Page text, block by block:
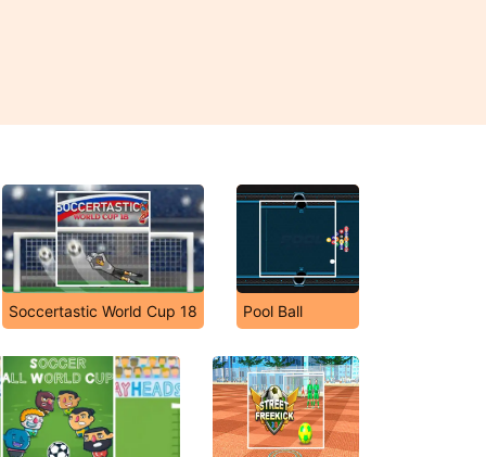
Soccertastic World Cup 18 Pool Ball